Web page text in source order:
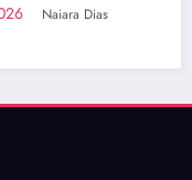
Dias